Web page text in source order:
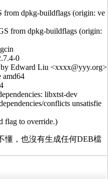
from dpkg-buildflags (origin: ve
from dpkg-buildflags (origin:
0
by Edward Liu <xxxx@yyy.org>
amd64
libxtst-dev
conflicts unsatisfie
flag to override.)
懂，也沒有生成任何DEB檔